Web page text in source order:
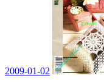
2009-01-02